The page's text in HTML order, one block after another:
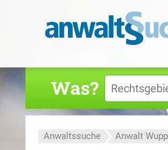
Was?
Anwaltssuche Anwalt